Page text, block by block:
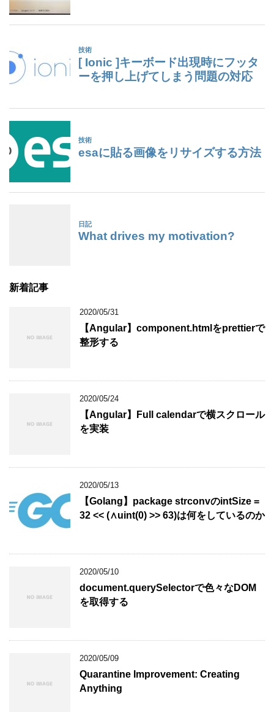
新着記事
2020/05/31
【Angular】component.htmlをprettierで
整形する
2020/05/24
【Angular】Full calendarで横スクロール
を実装
2020/05/13
【Golang】package strconvのintSize =
32 << (∧uint(0) >> 63)は何をしているのか
2020/05/10
document.querySelectorで色々なDOM
を取得する
2020/05/09
Quarantine Improvement: Creating
Anything